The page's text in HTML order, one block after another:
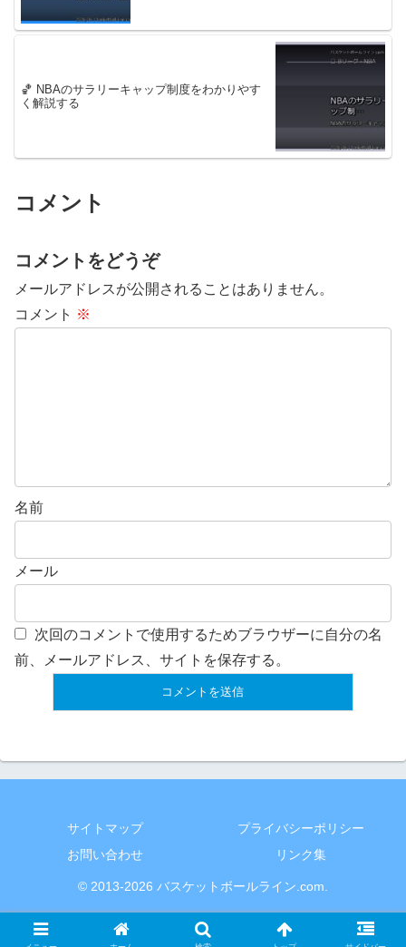
🏀 NBAのサラリーキャップ制度をわかりやす
く解説する
コメント
コメントをどうぞ
メールアドレスが公開されることはありません。
コメント ※
名前
メール
次回のコメントで使用するためブラウザーに自分の名
前、メールアドレス、サイトを保存する。
サイトマップ
プライバシーポリシー
お問い合わせ
リンク集
© 2013-2026 バスケットボールライン.com.